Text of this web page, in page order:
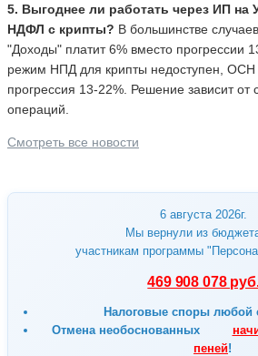
6 августа 2026г.
Мы вернули из
участникам программы
469 908 078
Налоговые споры любой
Отмена необоснованных
пеней!
5. Выгоднее ли работать через ИП на
НДФЛ с крипты? В большинстве
"Доходы" платит 6% вместо прогрессии
режим НПД для крипты недоступен,
прогрессия 13-22%. Решение зависит от
операций.
Смотреть все новости